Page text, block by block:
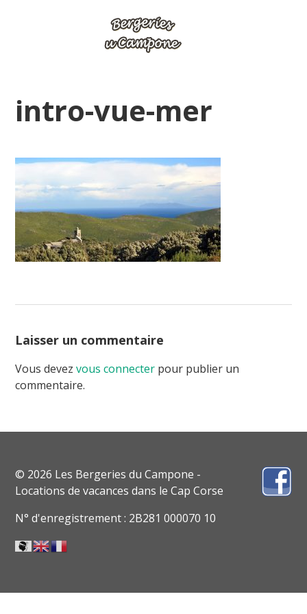
intro-vue-mer
Laisser un commentaire
Vous devezvous connecter pour publier un
commentaire.
© 2026 Les Bergeries du Campone -
Locations de vacances dans le Cap Corse
N° d'enregistrement : 2B281 000070 10